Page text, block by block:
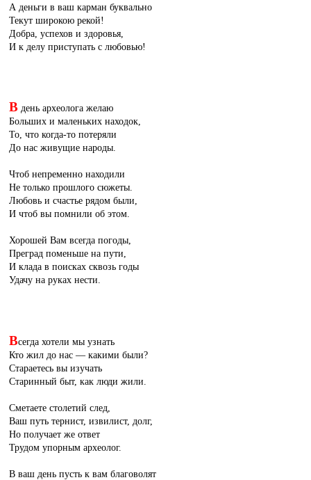
А деньги в ваш карман буквально
Текут широкою рекой!
Добра, успехов и здоровья,
И к делу приступать с любовью!
Вдень археолога желаю
Больших и маленьких находок,
То, что когда-то потеряли
До нас живущие народы.
Чтоб непременно находили
Не только прошлого сюжеты.
Любовь и счастье рядом были,
И чтоб вы помнили об этом.
Хорошей Вам всегда погоды,
Преград поменьше на пути,
И клада в поисках сквозь годы
Удачу на руках нести.
Всегда хотели мы узнать
Кто жил до нас — какими были?
Стараетесь вы изучать
Старинный быт, как люди жили.
Сметаете столетий след,
Ваш путь тернист, извилист, долг,
Но получает же ответ
Трудом упорным археолог.
В ваш день пусть к вам благоволят